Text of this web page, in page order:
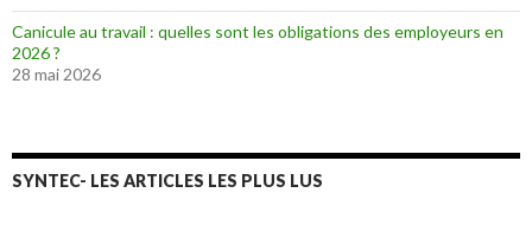
Canicule au travail : quelles sont les obligations des employeurs en
2026 ?
28 mai 2026
SYNTEC- LES ARTICLES LES PLUS LUS